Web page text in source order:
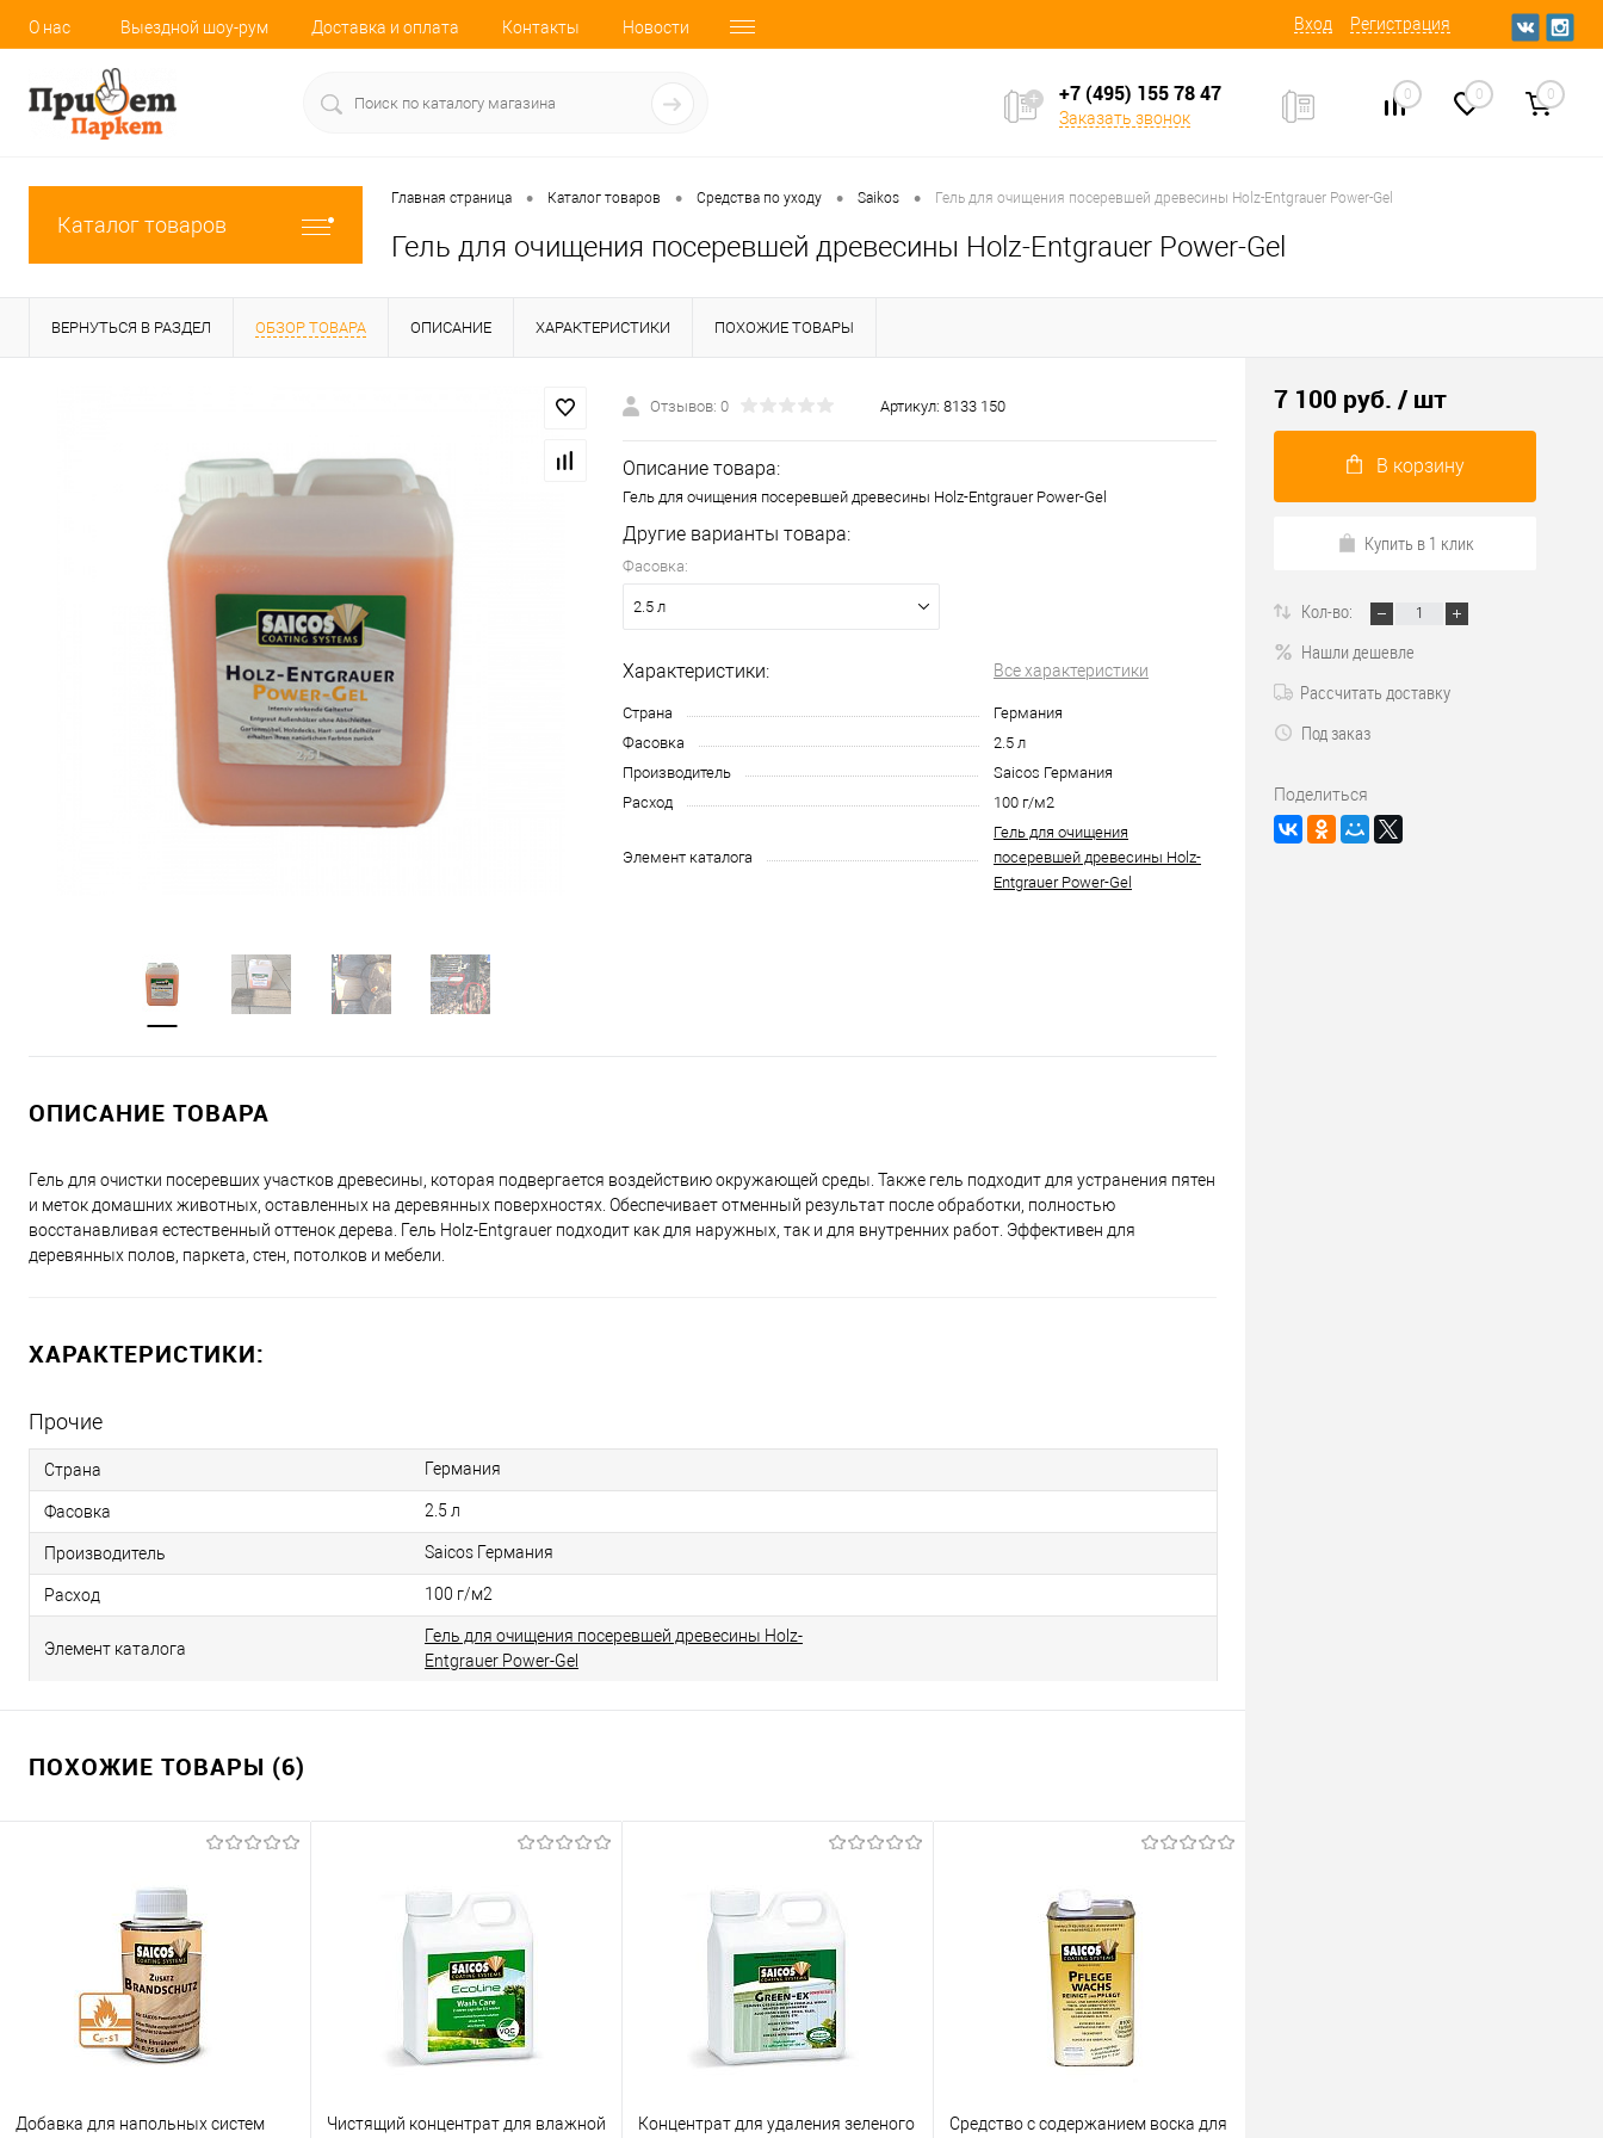
О нас Выездной шоу-рум Доставка и оплата Контакты Новости Вход Регистрация
+7 (495) 155 78 47
Заказать звонок
0 0 0
Каталог товаров
Главная страница • Каталог товаров • Средства по уходу • Saikos • Гель для очищения посеревшей древесины Holz-Entgrauer Power-Gel
Гель для очищения посеревшей древесины Holz-Entgrauer Power-Gel
ВЕРНУТЬСЯ В РАЗДЕЛ ОБЗОР ТОВАРА ОПИСАНИЕ ХАРАКТЕРИСТИКИ ПОХОЖИЕ ТОВАРЫ
Отзывов: 0 Артикул: 8133 150
Описание товара:
Гель для очищения посеревшей древесины Holz-Entgrauer Power-Gel
Другие варианты товара:
Фасовка:
2.5 л
Характеристики: Все характеристики
Страна
Германия
Фасовка
2.5 л
Производитель
Saicos Германия
Расход
100 г/м2
Элемент каталога
Гель для очищения
посеревшей древесины Holz-
Entgrauer Power-Gel
ОПИСАНИЕ ТОВАРА
Гель для очистки посеревших участков древесины, которая подвергается воздействию окружающей среды. Также гель подходит для устранения пятен
и меток домашних животных, оставленных на деревянных поверхностях. Обеспечивает отменный результат после обработки, полностью
восстанавливая естественный оттенок дерева. Гель Holz-Entgrauer подходит как для наружных, так и для внутренних работ. Эффективен для
деревянных полов, паркета, стен, потолков и мебели.
ХАРАКТЕРИСТИКИ:
Прочие
Страна Германия
Фасовка 2.5 л
Производитель Saicos Германия
Расход 100 г/м2
Элемент каталога
Гель для очищения посеревшей древесины Holz-
Entgrauer Power-Gel
ПОХОЖИЕ ТОВАРЫ (6)
Добавка для напольных систем
Чистящий концентрат для влажной
Концентрат для удаления зеленого
Средство с содержанием воска для
7 100 руб. / шт
В корзину
Купить в 1 клик
Кол-во:
Нашли дешевле
Рассчитать доставку
Под заказ
Поделиться